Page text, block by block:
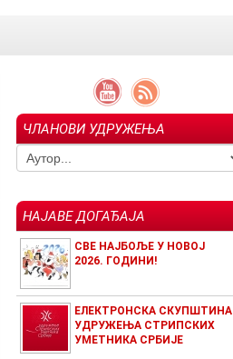
ЧЛАНОВИ УДРУЖЕЊА
НАЈАВЕ ДОГАЂАЈА
СВЕ НАЈБОЉЕ У НОВОЈ
2026. ГОДИНИ!
ЕЛЕКТРОНСКА СКУПШТИНА
УДРУЖЕЊА СТРИПСКИХ
УМЕТНИКА СРБИЈЕ